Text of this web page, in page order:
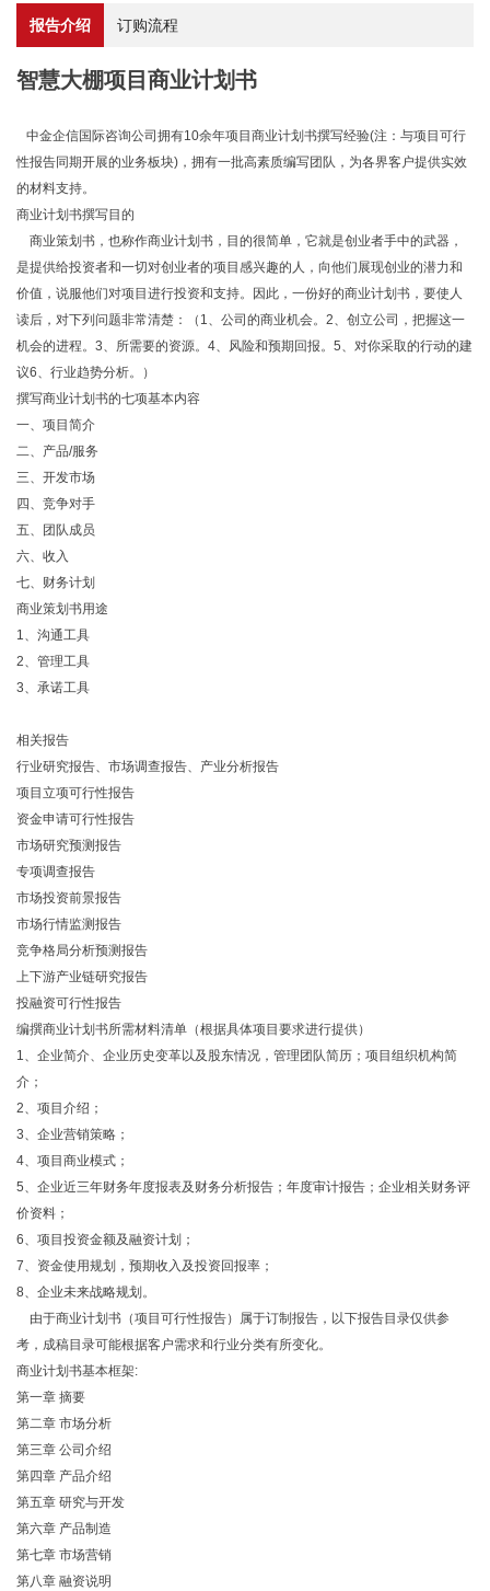
报告介绍 订购流程
智慧大棚项目商业计划书
中金企信国际咨询公司拥有10余年项目商业计划书撰写经验(注：与项目可行
性报告同期开展的业务板块)，拥有一批高素质编写团队，为各界客户提供实效
的材料支持。
商业计划书撰写目的
商业策划书，也称作商业计划书，目的很简单，它就是创业者手中的武器，
是提供给投资者和一切对创业者的项目感兴趣的人，向他们展现创业的潜力和
价值，说服他们对项目进行投资和支持。因此，一份好的商业计划书，要使人
读后，对下列问题非常清楚：（1、公司的商业机会。2、创立公司，把握这一
机会的进程。3、所需要的资源。4、风险和预期回报。5、对你采取的行动的建
议6、行业趋势分析。）
撰写商业计划书的七项基本内容
一、项目简介
二、产品/服务
三、开发市场
四、竞争对手
五、团队成员
六、收入
七、财务计划
商业策划书用途
1、沟通工具
2、管理工具
3、承诺工具
相关报告
行业研究报告、市场调查报告、产业分析报告
项目立项可行性报告
资金申请可行性报告
市场研究预测报告
专项调查报告
市场投资前景报告
市场行情监测报告
竞争格局分析预测报告
上下游产业链研究报告
投融资可行性报告
编撰商业计划书所需材料清单（根据具体项目要求进行提供）
1、企业简介、企业历史变革以及股东情况，管理团队简历；项目组织机构简
介；
2、项目介绍；
3、企业营销策略；
4、项目商业模式；
5、企业近三年财务年度报表及财务分析报告；年度审计报告；企业相关财务评
价资料；
6、项目投资金额及融资计划；
7、资金使用规划，预期收入及投资回报率；
8、企业未来战略规划。
由于商业计划书（项目可行性报告）属于订制报告，以下报告目录仅供参
考，成稿目录可能根据客户需求和行业分类有所变化。
商业计划书基本框架:
第一章 摘要
第二章 市场分析
第三章 公司介绍
第四章 产品介绍
第五章 研究与开发
第六章 产品制造
第七章 市场营销
第八章 融资说明